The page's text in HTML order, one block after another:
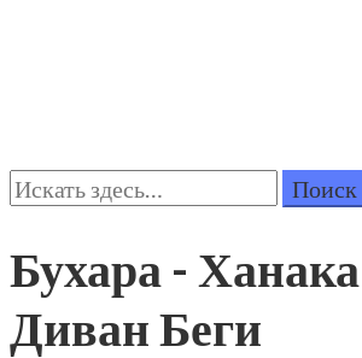
Поиск:
Бухара -
Диван Беги